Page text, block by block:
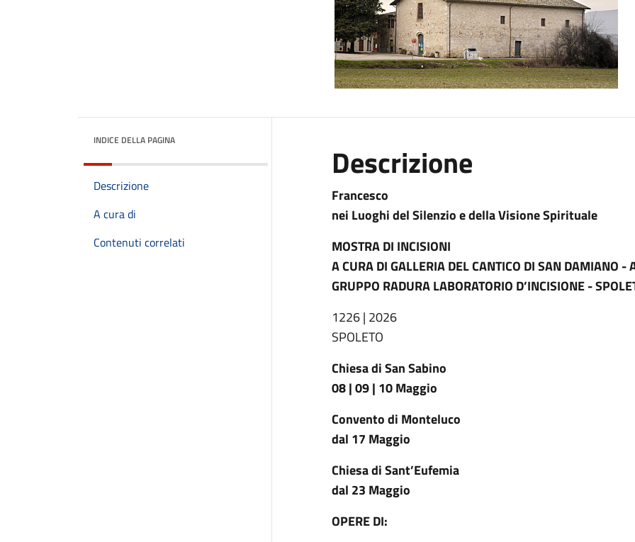
INDICE DELLA PAGINA
Descrizione
A cura di
Contenuti correlati
Descrizione
Francesco
nei Luoghi del Silenzio e della Visione Spirituale
MOSTRA DI INCISIONI
A CURA DI GALLERIA DEL CANTICO DI SAN DAMIANO -
GRUPPO RADURA LABORATORIO D’INCISIONE -
1226 | 2026
SPOLETO
Chiesa di San Sabino
08 | 09 | 10 Maggio
Convento di Monteluco
dal 17 Maggio
Chiesa di Sant’Eufemia
dal 23 Maggio
OPERE DI: